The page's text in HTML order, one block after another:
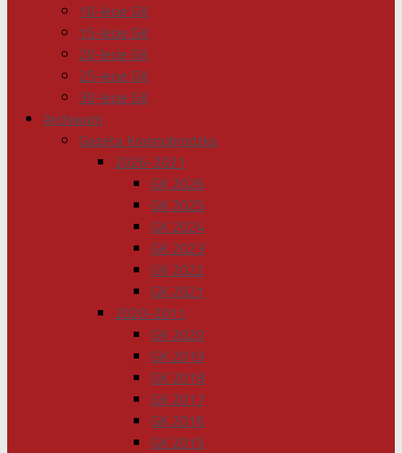
10-lecie GK
15-lecie GK
20-lecie GK
25-lecie GK
30-lecie GK
Archiwum
Gazeta Krasnobrodzka
2026-2021
GK 2026
GK 2025
GK 2024
GK 2023
GK 2022
GK 2021
2020-2011
GK 2020
GK 2019
GK 2018
GK 2017
GK 2016
GK 2015